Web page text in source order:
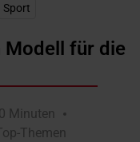
Sport
für die
Minuten
Themen